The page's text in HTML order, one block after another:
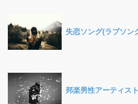
失恋ソング(ラブソン
邦楽男性アーティス